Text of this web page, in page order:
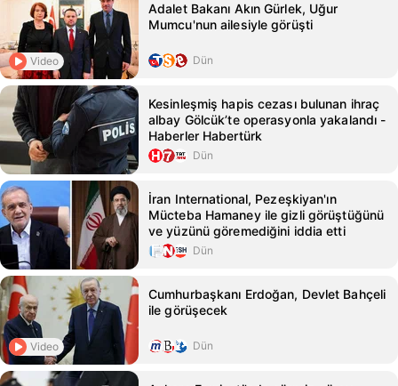
Video
Adalet Bakanı Akın Gürlek, Uğur
Mumcu'nun ailesiyle görüşti
Dün
Kesinleşmiş hapis cezası bulunan ihraç
albay Gölcük’te operasyonla yakalandı -
Haberler Habertürk
Dün
İran International, Pezeşkiyan'ın
Mücteba Hamaney ile gizli görüştüğünü
ve yüzünü göremediğini iddia etti
Dün
Video
Cumhurbaşkanı Erdoğan, Devlet Bahçeli
ile görüşecek
Dün